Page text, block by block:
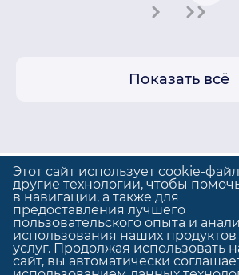
Показать всё
Политика
Использование cookie
© GrandUp | Сделано в
Этот сайт использует cookie-
другие технологии, чтобы
в навигации, а также для
предоставления лучшего
пользовательского опыта и
использования наших продуктов
услуг. Продолжая использовать
сайт, вы автоматически